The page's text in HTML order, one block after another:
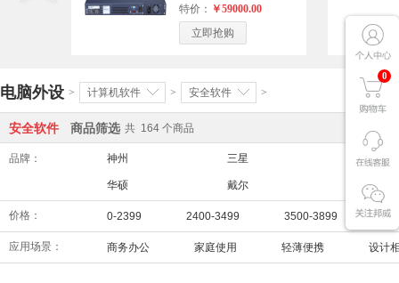
0
特价： ￥59000.00
立即抢购
电脑外设 > 计算机软件 > 安全软件 >
安全软件 商品筛选 共 164 个商品
品牌： 神州 三星 华为
华硕 戴尔 联想
价格： 0-2399 2400-3499 3500-3899
应用场景： 商务办公 家庭使用 轻薄便携 设计